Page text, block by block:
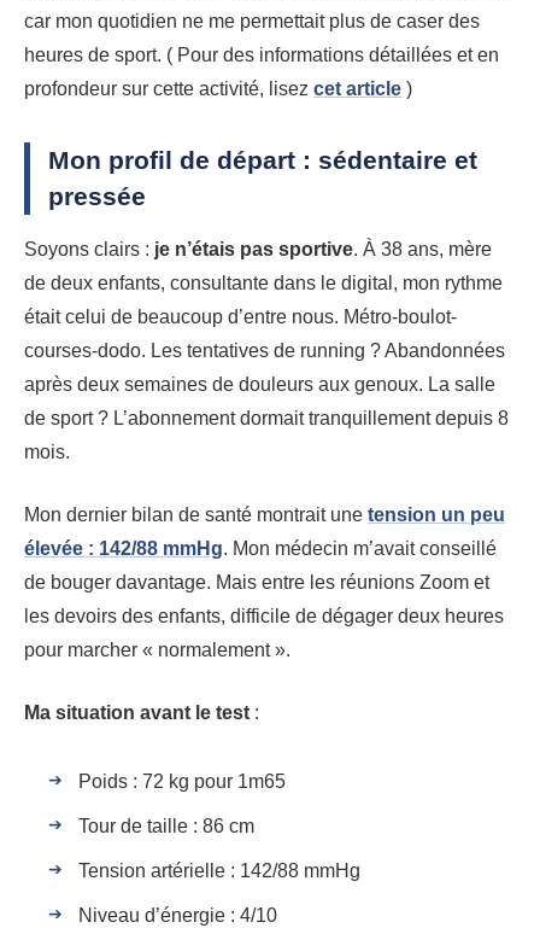
car mon quotidien ne me permettait plus de caser des
heures de sport. ( Pour des informations détaillées et en
profondeur sur cette activité, lisez cet article )
Mon profil de départ : sédentaire et
pressée
Soyons clairs : je n’étais pas sportive. À 38 ans, mère
de deux enfants, consultante dans le digital, mon rythme
était celui de beaucoup d’entre nous. Métro-boulot-
courses-dodo. Les tentatives de running ? Abandonnées
après deux semaines de douleurs aux genoux. La salle
de sport ? L’abonnement dormait tranquillement depuis 8
mois.
Mon dernier bilan de santé montrait une tension un peu
élevée : 142/88 mmHg. Mon médecin m’avait conseillé
de bouger davantage. Mais entre les réunions Zoom et
les devoirs des enfants, difficile de dégager deux heures
pour marcher « normalement ».
Ma situation avant le test :
Poids : 72 kg pour 1m65
Tour de taille : 86 cm
Tension artérielle : 142/88 mmHg
Niveau d’énergie : 4/10